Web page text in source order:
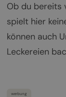
Ob du bereits
spielt hier
können auch
Leckereien
werbung